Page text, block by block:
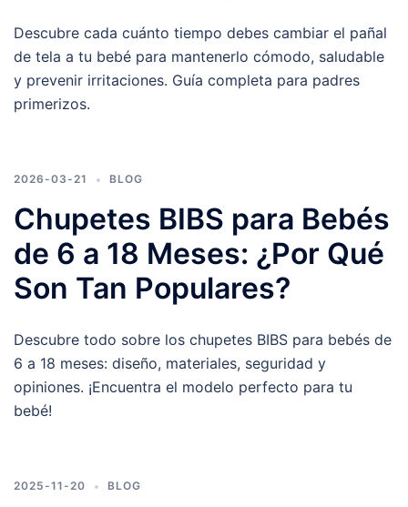
Descubre cada cuánto tiempo debes cambiar el pañal
de tela a tu bebé para mantenerlo cómodo, saludable
y prevenir irritaciones. Guía completa para padres
primerizos.
2026-03-21 BLOG
Chupetes BIBS para Bebés
de 6 a 18 Meses: ¿Por Qué
Son Tan Populares?
Descubre todo sobre los chupetes BIBS para bebés de
6 a 18 meses: diseño, materiales, seguridad y
opiniones. ¡Encuentra el modelo perfecto para tu
bebé!
2025-11-20 BLOG